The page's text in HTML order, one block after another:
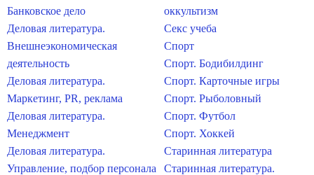
Банковское дело
Деловая литература.
Внешнеэкономическая
деятельность
Деловая литература.
Маркетинг, PR, реклама
Деловая литература.
Менеджмент
Деловая литература.
Управление, подбор персонала
оккультизм
Секс учеба
Спорт
Спорт. Бодибилдинг
Спорт. Карточные игры
Спорт. Рыболовный
Спорт. Футбол
Спорт. Хоккей
Старинная литература
Старинная литература.